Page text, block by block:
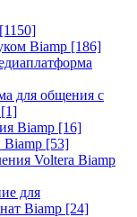
[1150]
Biamp [186]
для общения с
[1]
Biamp [16]
Biamp [53]
Voltera Biamp
для
Biamp [24]